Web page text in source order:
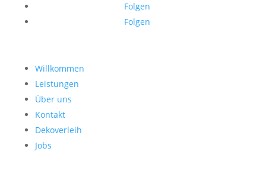
Folgen
Folgen
Willkommen
Leistungen
Über uns
Kontakt
Dekoverleih
Jobs